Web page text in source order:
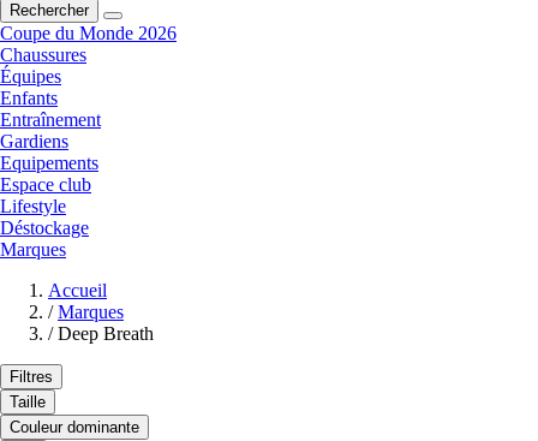
Rechercher
Coupe du Monde 2026
Chaussures
Équipes
Enfants
Entraînement
Gardiens
Equipements
Espace club
Lifestyle
Déstockage
Marques
Accueil
/ Marques
/ Deep Breath
Filtres
Taille
Couleur dominante